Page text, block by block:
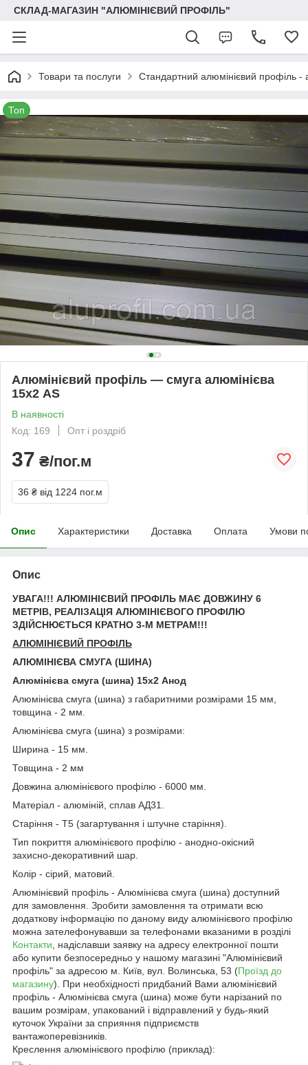
СКЛАД-МАГАЗИН "АЛЮМІНІЄВИЙ ПРОФІЛЬ"
Товари та послуги Стандартний алюмінієвий профіль -
Топ
Алюмінієвий профіль — смуга алюмінієва
15х2 AS
В наявності
Код: 169
Опт і роздріб
37 ₴/пог.м
36 ₴ від 1224 пог.м
Опис Характеристики Доставка Оплата Умови
Опис
УВАГА!!! АЛЮМІНІЄВИЙ ПРОФІЛЬ МАЄ ДОВЖИНУ 6
МЕТРІВ, РЕАЛІЗАЦІЯ АЛЮМІНІЄВОГО ПРОФІЛЮ
ЗДІЙСНЮЄТЬСЯ КРАТНО 3-М МЕТРАМ!!!
АЛЮМІНІЄВИЙ ПРОФІЛЬ
АЛЮМІНІЄВА СМУГА (ШИНА)
Алюмінієва смуга (шина) 15х2 Анод
Алюмінієва смуга (шина) з габаритними розмірами 15 мм,
товщина - 2 мм.
Алюмінієва смуга (шина) з розмірами:
Ширина - 15 мм.
Товщина - 2 мм
Довжина алюмінієвого профілю - 6000 мм.
Матеріал - алюміній, сплав АД31.
Старіння - Т5 (загартування і штучне старіння).
Тип покриття алюмінієвого профілю - анодно-окісний
захисно-декоративний шар.
Колір - сірий, матовий.
Алюмінієвий профіль - Алюмінієва смуга (шина) доступний
для замовлення. Зробити замовлення та отримати всю
додаткову інформацію по даному виду алюмінієвого профілю
можна зателефонувавши за телефонами вказаними в розділі
Контакти , надіславши заявку на адресу електронної пошти
або купити безпосередньо у нашому магазині "Алюмінієвий
профіль" за адресою м. Київ, вул. Волинська, 53 (Проїзд до
магазину). При необхідності придбаний Вами алюмінієвий
профіль - Алюмінієва смуга (шина) може бути нарізаний по
вашим розмірам, упакований і відправлений у будь-який
куточок України за сприяння підприємств
вантажоперевізників.
Креслення алюмінієвого профілю (приклад):